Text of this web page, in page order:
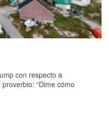
con respecto a
“Dime cómo